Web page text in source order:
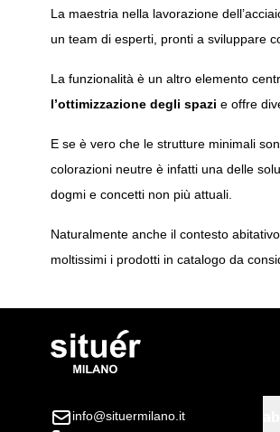
La maestria nella lavorazione
un team di esperti, pronti a sviluppare
La funzionalità è un altro elemento
l’ottimizzazione degli spazi e offre
E se è vero che le strutture minimali
colorazioni neutre è infatti una delle
dogmi e concetti non più attuali.
Naturalmente anche il contesto
moltissimi i prodotti in catalogo da
info@situermilano.it